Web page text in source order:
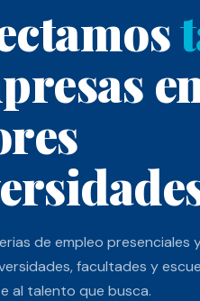
de empleo presenciales
facultades y
al talento que busca.